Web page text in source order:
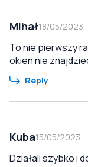
Mihał18/05/2023
To nie pierwszy
okien nie
Reply
Kuba15/05/2023
Działali szybko i